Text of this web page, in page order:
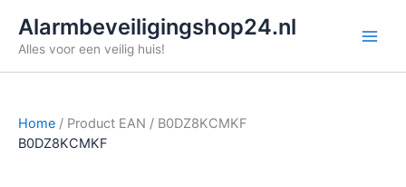
naar
inhoud
Alarmbeveiligingshop24.nl
Alles voor een veilig huis!
Home / Product EAN / B0DZ8KCMKF
B0DZ8KCMKF